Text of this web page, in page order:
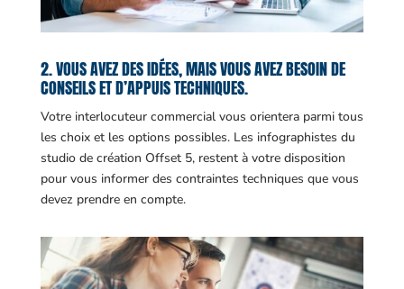
2. VOUS AVEZ DES IDÉES, MAIS VOUS AVEZ BESOIN DE
CONSEILS ET D’APPUIS TECHNIQUES.
Votre interlocuteur commercial vous orientera parmi tous
les choix et les options possibles. Les infographistes du
studio de création Offset 5, restent à votre disposition
pour vous informer des contraintes techniques que vous
devez prendre en compte.